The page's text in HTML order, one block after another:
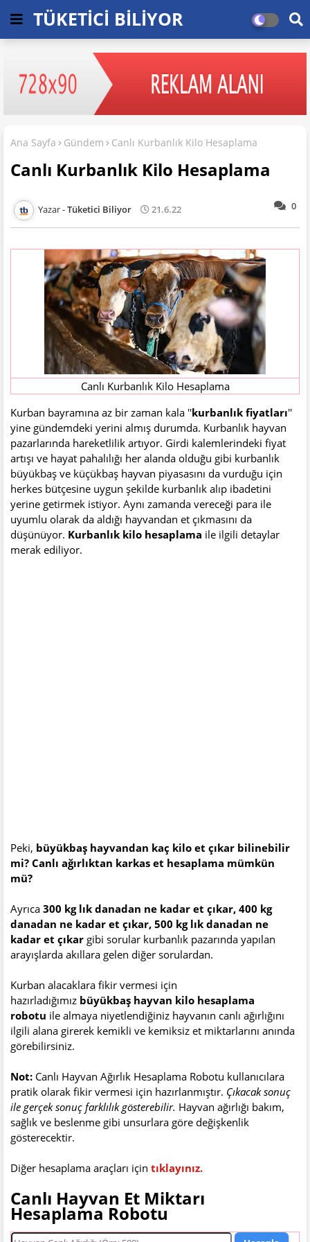
TÜKETİCİ BİLİYOR
Ana Sayfa Gündem Canlı Kurbanlık Kilo Hesaplama
Canlı Kurbanlık Kilo Hesaplama
0
Tüketici Biliyor 21.6.22
Canlı Kurbanlık Kilo Hesaplama
Kurban bayramına az bir zaman kala ''kurbanlık fiyatları''
yine gündemdeki yerini almış durumda. Kurbanlık hayvan
pazarlarında hareketlilik artıyor. Girdi kalemlerindeki fiyat
artışı ve hayat pahalılığı her alanda olduğu gibi kurbanlık
büyükbaş ve küçükbaş hayvan piyasasını da vurduğu için
herkes bütçesine uygun şekilde kurbanlık alıp ibadetini
yerine getirmek istiyor. Aynı zamanda vereceği para ile
uyumlu olarak da aldığı hayvandan et çıkmasını da
düşünüyor. Kurbanlık kilo hesaplama ile ilgili detaylar
merak ediliyor.
Peki, büyükbaş hayvandan kaç kilo et çıkar bilinebilir
mi? Canlı ağırlıktan karkas et hesaplama mümkün
mü?
Ayrıca 300 kg lık danadan ne kadar et çıkar, 400 kg
danadan ne kadar et çıkar, 500 kg lık danadan ne
kadar et çıkar gibi sorular kurbanlık pazarında yapılan
arayışlarda akıllara gelen diğer sorulardan.
Kurban alacaklara fikir vermesi için
hazırladığımız büyükbaş hayvan kilo hesaplama
robotu ile almaya niyetlendiğiniz hayvanın canlı ağırlığını
ilgili alana girerek kemikli ve kemiksiz et miktarlarını anında
görebilirsiniz.
Not: Canlı Hayvan Ağırlık Hesaplama Robotu kullanıcılara
pratik olarak fikir vermesi için hazırlanmıştır. Çıkacak sonuç
ile gerçek sonuç farklılık gösterebilir. Hayvan ağırlığı bakım,
sağlık ve beslenme gibi unsurlara göre değişkenlik
gösterecektir.
Diğer hesaplama araçları için tıklayınız.
Canlı Hayvan Et Miktarı
Hesaplama Robotu